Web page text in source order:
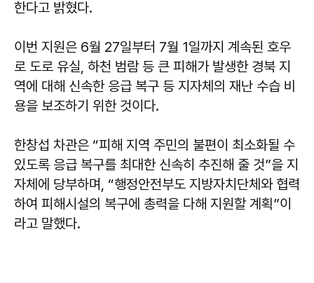
한다고 밝혔다.
이번 지원은 6월 27일부터 7월 1일까지 계속된 호우
로 도로 유실, 하천 범람 등 큰 피해가 발생한 경북 지
역에 대해 신속한 응급 복구 등 지자체의 재난 수습 비
용을 보조하기 위한 것이다.
한창섭 차관은 “피해 지역 주민의 불편이 최소화될 수
있도록 응급 복구를 최대한 신속히 추진해 줄 것”을 지
자체에 당부하며, “행정안전부도 지방자치단체와 협력
하여 피해시설의 복구에 총력을 다해 지원할 계획”이
라고 말했다.